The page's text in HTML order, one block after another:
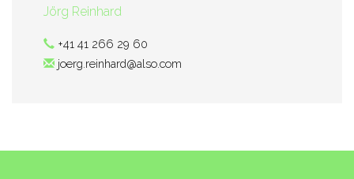
Jörg Reinhard
+41 41 266 29 60
joerg.reinhard@also.com